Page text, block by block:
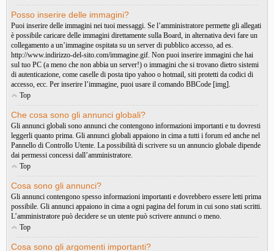
Posso inserire delle immagini?
Puoi inserire delle immagini nei tuoi messaggi. Se l’amministratore permette gli allegati
è possibile caricare delle immagini direttamente sulla Board, in alternativa devi fare un
collegamento a un’immagine ospitata su un server di pubblico accesso, ad es.
http://www.indirizzo-del-sito.com/immagine.gif. Non puoi inserire immagini che hai
sul tuo PC (a meno che non abbia un server!) o immagini che si trovano dietro sistemi
di autenticazione, come caselle di posta tipo yahoo o hotmail, siti protetti da codici di
accesso, ecc. Per inserire l’immagine, puoi usare il comando BBCode [img].
Top
Che cosa sono gli annunci globali?
Gli annunci globali sono annunci che contengono informazioni importanti e tu dovresti
leggerli quanto prima. Gli annunci globali appaiono in cima a tutti i forum ed anche nel
Pannello di Controllo Utente. La possibilità di scrivere su un annuncio globale dipende
dai permessi concessi dall’amministratore.
Top
Cosa sono gli annunci?
Gli annunci contengono spesso informazioni importanti e dovrebbero essere letti prima
possibile. Gli annunci appaiono in cima a ogni pagina del forum in cui sono stati scritti.
L’amministratore può decidere se un utente può scrivere annunci o meno.
Top
Cosa sono gli argomenti importanti?